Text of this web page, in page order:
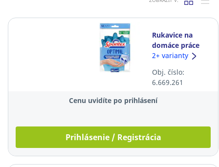
Rukavice na
domáce práce
Spontex®
M, modré
2+ varianty
Obj. číslo:
6.669.261
Cenu uvidíte po prihlásení
Prihlásenie / Registrácia